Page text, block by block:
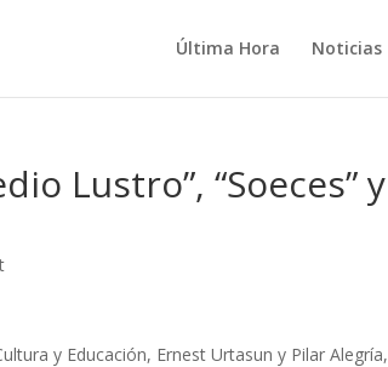
Última Hora Noticias
Lustro”, “Soeces” y
y Educación, Ernest Urtasun y Pilar Alegría,